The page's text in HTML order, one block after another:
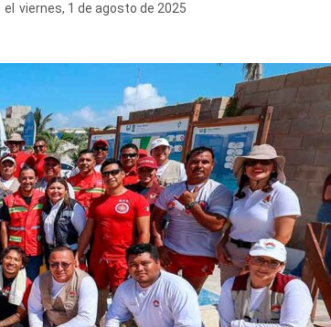
el viernes, 1 de agosto de 2025